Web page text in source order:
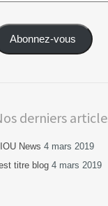
Abonnez-vous
derniers
News 4 mars 2019
titre blog 4 mars 2019